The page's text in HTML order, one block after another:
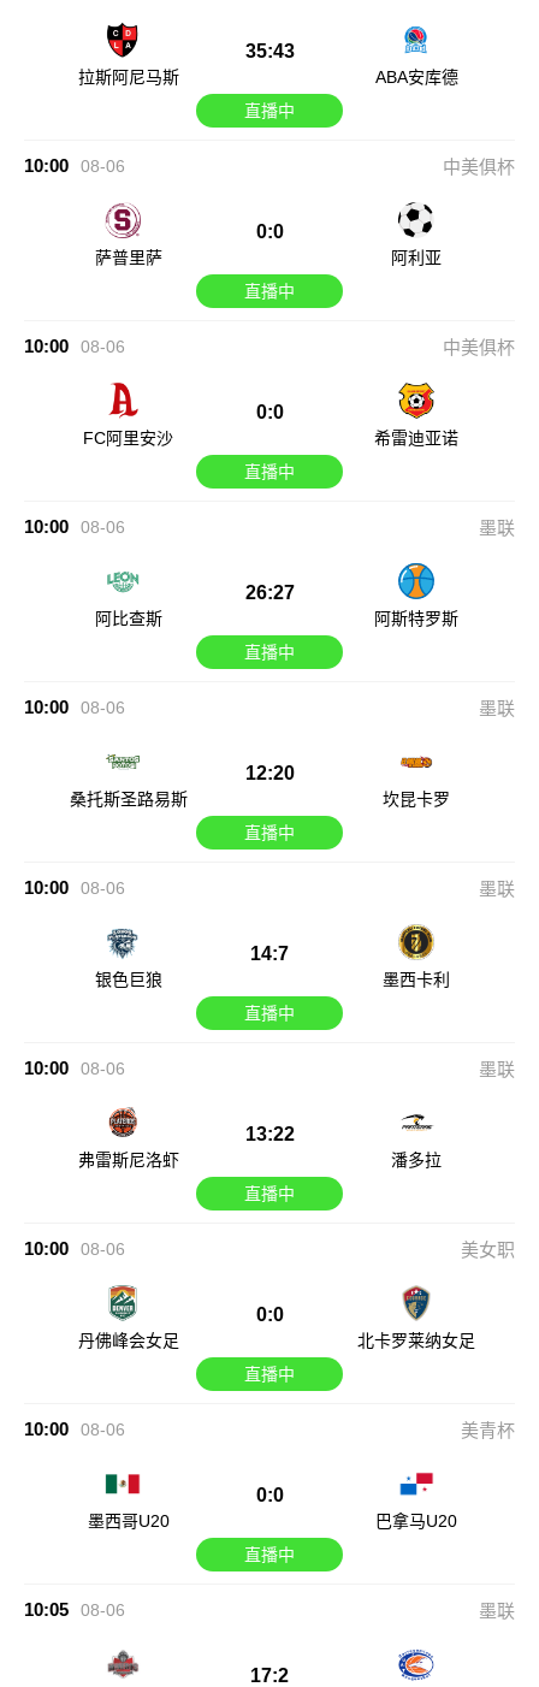
拉斯阿尼马斯
35:43
ABA安库德
直播中
10:00 08-06 中美俱杯
萨普里萨
0:0
阿利亚
直播中
10:00 08-06 中美俱杯
FC阿里安沙
0:0
希雷迪亚诺
直播中
10:00 08-06 墨联
阿比查斯
26:27
阿斯特罗斯
直播中
10:00 08-06 墨联
桑托斯圣路易斯
12:20
坎昆卡罗
直播中
10:00 08-06 墨联
银色巨狼
14:7
墨西卡利
直播中
10:00 08-06 墨联
弗雷斯尼洛虾
13:22
潘多拉
直播中
10:00 08-06 美女职
丹佛峰会女足
0:0
北卡罗莱纳女足
直播中
10:00 08-06 美青杯
墨西哥U20
0:0
巴拿马U20
直播中
10:05 08-06 墨联
17:2